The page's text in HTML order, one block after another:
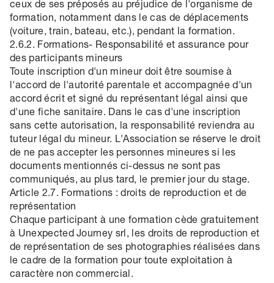
ceux de ses préposés au préjudice de l'organisme de
formation, notamment dans le cas de déplacements
(voiture, train, bateau, etc.), pendant la formation.
2.6.2. Formations- Responsabilité et assurance pour
des participants mineurs
Toute inscription d'un mineur doit être soumise à
l'accord de l'autorité parentale et accompagnée d'un
accord écrit et signé du représentant légal ainsi que
d'une fiche sanitaire. Dans le cas d'une inscription
sans cette autorisation, la responsabilité reviendra au
tuteur légal du mineur. L'Association se réserve le droit
de ne pas accepter les personnes mineures si les
documents mentionnés ci-dessus ne sont pas
communiqués, au plus tard, le premier jour du stage.
Article 2.7. Formations : droits de reproduction et de
représentation
Chaque participant à une formation cède gratuitement
à Unexpected Journey srl, les droits de reproduction et
de représentation de ses photographies réalisées dans
le cadre de la formation pour toute exploitation à
caractère non commercial.